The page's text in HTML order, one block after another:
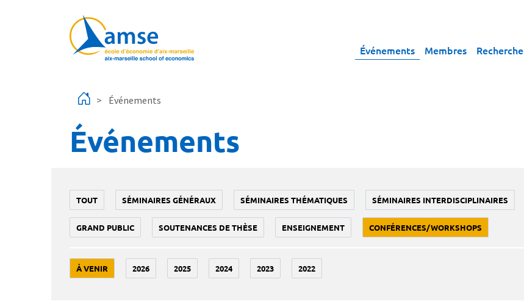
Événements Membres Recherche
Événements
Événements
TOUT SÉMINAIRES GÉNÉRAUX SÉMINAIRES THÉMATIQUES SÉMINAIRES INTERDISCIPLINAIRES
GRAND PUBLIC SOUTENANCES DE THÈSE ENSEIGNEMENT CONFÉRENCES/WORKSHOPS
À VENIR 2026 2025 2024 2023 2022